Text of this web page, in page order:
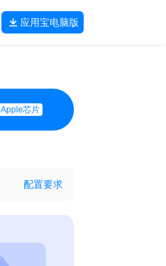
应用宝电脑版
Apple芯片
配置要求